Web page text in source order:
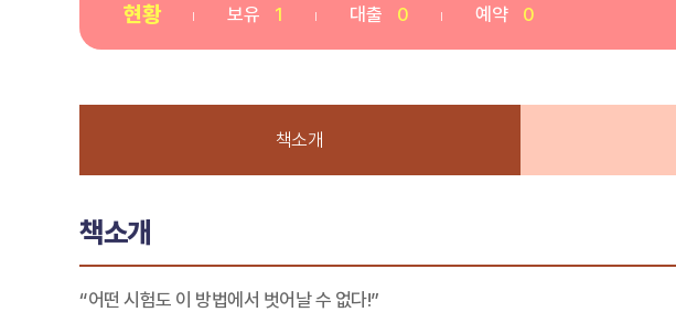
현황 보유 1 대출 0 예약 0
책소개
책소개
“어떤 시험도 이 방법에서 벗어날 수 없다!”